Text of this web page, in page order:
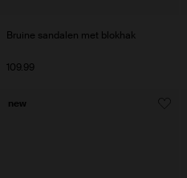
Bruine sandalen met blokhak
109.99
new